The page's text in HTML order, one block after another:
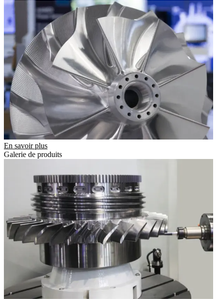
En savoir plus
Galerie de produits